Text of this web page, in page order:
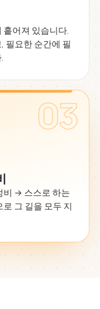
어져 있습니다.
필요한 순간에 필
03
비 → 스스로 하는
그 길을 모두 지